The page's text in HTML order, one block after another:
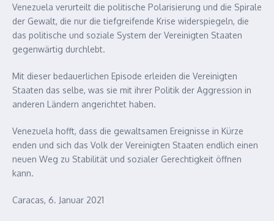
Venezuela verurteilt die politische Polarisierung und die Spirale
der Gewalt, die nur die tiefgreifende Krise widerspiegeln, die
das politische und soziale System der Vereinigten Staaten
gegenwärtig durchlebt.
Mit dieser bedauerlichen Episode erleiden die Vereinigten
Staaten das selbe, was sie mit ihrer Politik der Aggression in
anderen Ländern angerichtet haben.
Venezuela hofft, dass die gewaltsamen Ereignisse in Kürze
enden und sich das Volk der Vereinigten Staaten endlich einen
neuen Weg zu Stabilität und sozialer Gerechtigkeit öffnen
kann.
Caracas, 6. Januar 2021